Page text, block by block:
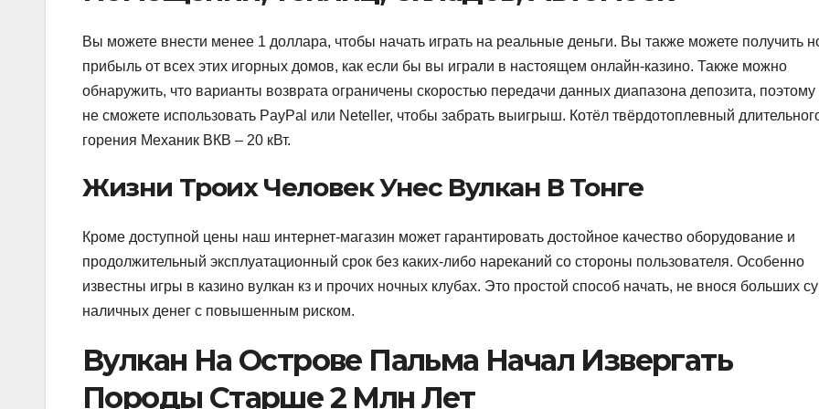
Вы можете внести менее 1 доллара, чтобы начать играть на реальные деньги. Вы также можете получить
прибыль от всех этих игорных домов, как если бы вы играли в настоящем онлайн-казино. Также можно
обнаружить, что варианты возврата ограничены скоростью передачи данных диапазона депозита,
не сможете использовать PayPal или Neteller, чтобы забрать выигрыш. Котёл твёрдотоплевный
горения Механик ВКВ – 20 кВт.
Жизни Троих Человек Унес Вулкан В Тонге
Кроме доступной цены наш интернет-магазин может гарантировать достойное качество оборудование и
продолжительный эксплуатационный срок без каких-либо нареканий со стороны пользователя. Особенно
известны игры в казино вулкан кз и прочих ночных клубах. Это простой способ начать, не внося больших
наличных денег с повышенным риском.
Вулкан На Острове Пальма Начал Извергать
Породы Старше 2 Млн Лет